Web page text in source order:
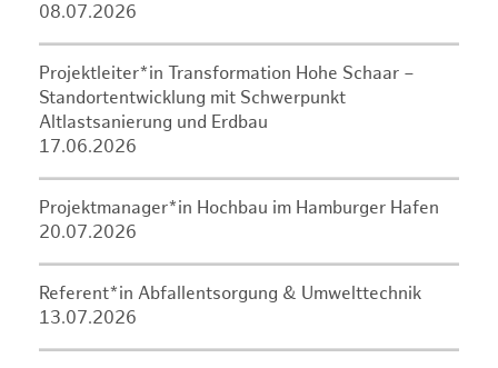
08.07.2026
Projektleiter*in Transformation Hohe Schaar –
Standortentwicklung mit Schwerpunkt
Altlastsanierung und Erdbau
17.06.2026
Projektmanager*in Hochbau im Hamburger Hafen
20.07.2026
Referent*in Abfallentsorgung & Umwelttechnik
13.07.2026